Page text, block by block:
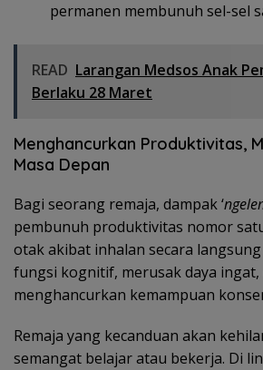
permanen membunuh sel-sel
READ Larangan Medsos Anak
Berlaku 28 Maret
Menghancurkan Produktivitas,
Masa Depan
Bagi seorang remaja, dampak ‘
pembunuh produktivitas nomor
otak akibat inhalan secara
fungsi kognitif, merusak daya ingat,
menghancurkan kemampuan
Remaja yang kecanduan akan
semangat belajar atau bekerja. Di